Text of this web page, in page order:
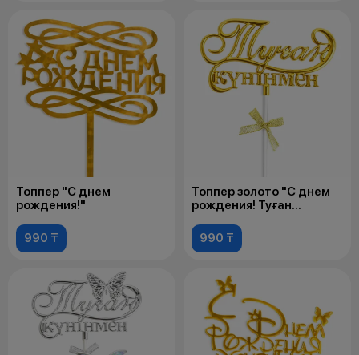
Топпер "С днем
рождения!"
990 ₸
Топпер золото "С днем
рождения! Туған
990 ₸